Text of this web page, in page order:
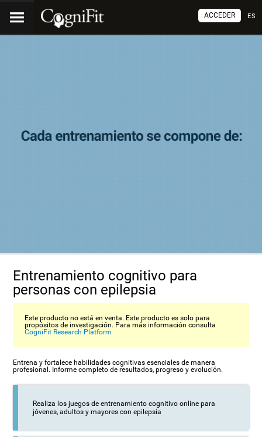
ES
ACCEDER
Entrenamiento cognitivo para
personas con epilepsia
Este producto no está en venta. Este producto es solo para
propósitos de investigación. Para más información consulta
CogniFit Research Platform
Entrena y fortalece habilidades cognitivas esenciales de manera
profesional. Informe completo de resultados, progreso y evolución.
Realiza los juegos de entrenamiento cognitivo online para
jóvenes, adultos y mayores con epilepsia